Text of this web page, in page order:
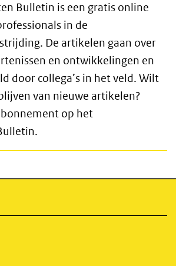
Bulletin is een gratis online
in de
De artikelen gaan over
en ontwikkelingen en
door collega’s in het veld. Wilt
van nieuwe artikelen?
op het